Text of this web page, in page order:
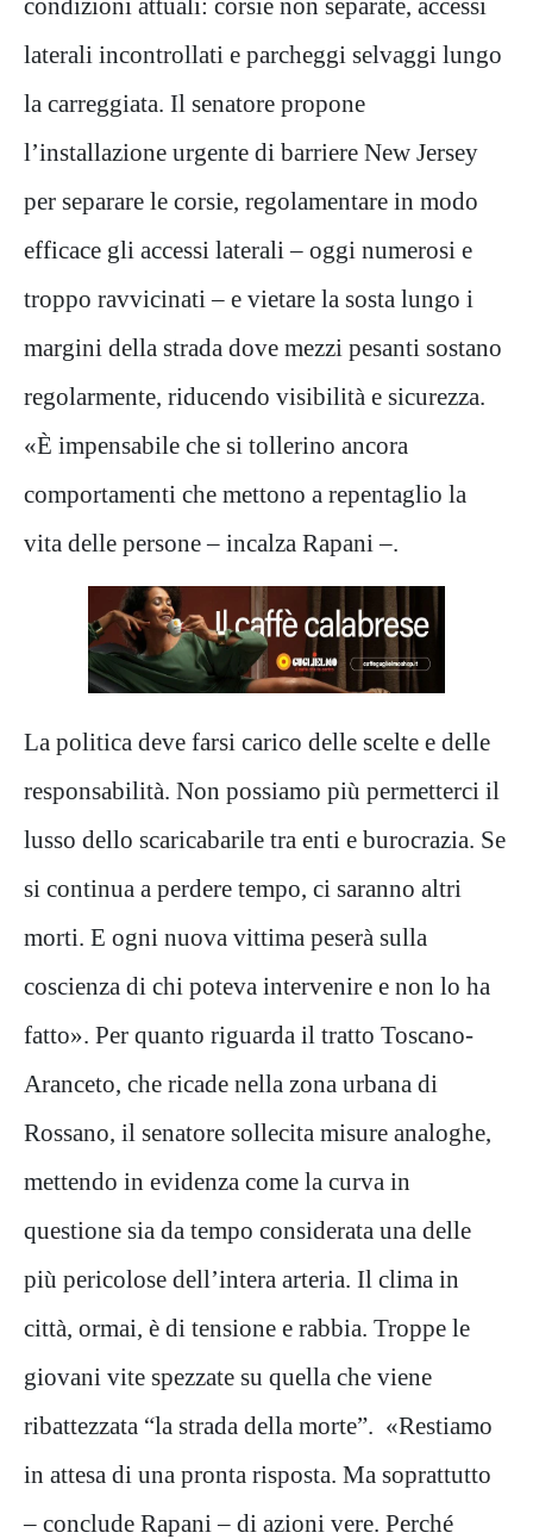
laterali incontrollati e parcheggi selvaggi lungo
la carreggiata. Il senatore propone
l’installazione urgente di barriere New Jersey
per separare le corsie, regolamentare in modo
efficace gli accessi laterali – oggi numerosi e
troppo ravvicinati – e vietare la sosta lungo i
margini della strada dove mezzi pesanti sostano
regolarmente, riducendo visibilità e sicurezza.
«È impensabile che si tollerino ancora
comportamenti che mettono a repentaglio la
vita delle persone – incalza Rapani –.
La politica deve farsi carico delle scelte e delle
responsabilità. Non possiamo più permetterci il
lusso dello scaricabarile tra enti e burocrazia. Se
si continua a perdere tempo, ci saranno altri
morti. E ogni nuova vittima peserà sulla
coscienza di chi poteva intervenire e non lo ha
fatto». Per quanto riguarda il tratto Toscano-
Aranceto, che ricade nella zona urbana di
Rossano, il senatore sollecita misure analoghe,
mettendo in evidenza come la curva in
questione sia da tempo considerata una delle
più pericolose dell’intera arteria. Il clima in
città, ormai, è di tensione e rabbia. Troppe le
giovani vite spezzate su quella che viene
ribattezzata “la strada della morte”. «Restiamo
in attesa di una pronta risposta. Ma soprattutto
– conclude Rapani – di azioni vere. Perché